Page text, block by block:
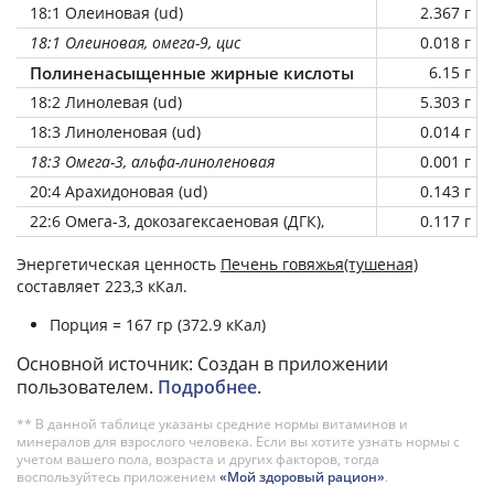
18:1 Олеиновая (ud)
2.367 г
18:1 Олеиновая, омега-9, цис
0.018 г
Полиненасыщенные жирные кислоты
6.15 г
18:2 Линолевая (ud)
5.303 г
18:3 Линоленовая (ud)
0.014 г
18:3 Омега-3, альфа-линоленовая
0.001 г
20:4 Арахидоновая (ud)
0.143 г
22:6 Омега-3, докозагексаеновая (ДГК),
0.117 г
Энергетическая ценность Печень говяжья(тушеная)
составляет 223,3 кКал.
Порция = 167 гр (372.9 кКал)
Основной источник: Создан в приложении
пользователем. Подробнее.
** В данной таблице указаны средние нормы витаминов и
минералов для взрослого человека. Если вы хотите узнать нормы с
учетом вашего пола, возраста и других факторов, тогда
воспользуйтесь приложением «Мой здоровый рацион».